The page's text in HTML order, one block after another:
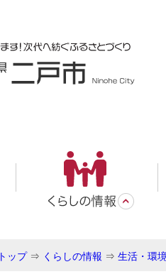
トップ⇒ くらしの情報 ⇒ 生活・環